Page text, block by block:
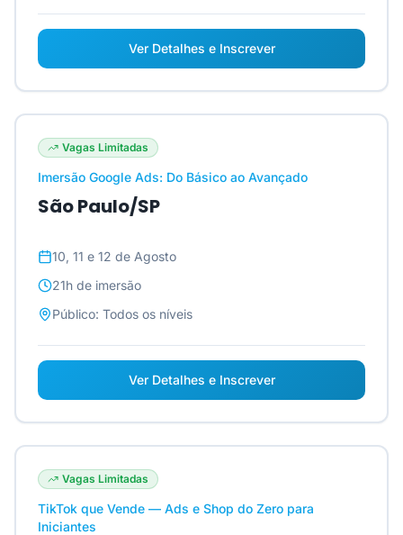
Ver Detalhes e Inscrever
Vagas Limitadas
Imersão Google Ads: Do Básico ao Avançado
São Paulo/SP
10, 11 e 12 de Agosto
21h de imersão
Público: Todos os níveis
Ver Detalhes e Inscrever
Vagas Limitadas
TikTok que Vende — Ads e Shop do Zero para
Iniciantes